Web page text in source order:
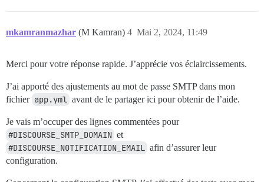
## consultez https://meta.discourse.org/t/14857
#DISCOURSE_CDN_URL: https://discourse-
## La clé de licence MaxMind pour la recherche
## consultez https://meta.discourse.org/t/-/
  #DISCOURSE_MAXMIND_LICENSE_KEY: 1234567890123456
## Le conteneur Docker est sans état ; toutes les
  - volume:
      host: /var/discourse/shared/standalone
      guest: /shared
  - volume:
host: /var/discourse/shared/standalone/log/
mkamranmazhar (M Kamran) Mai 2, 2024, 11:49
4
Merci pour votre réponse rapide. J’apprécie vos éclaircissements.
J’ai apporté des ajustements au mot de passe SMTP dans mon
fichier app.yml avant de le partager ici pour obtenir de l’aide.
Je vais m’occuper des lignes commentées pour
#DISCOURSE_SMTP_DOMAIN et
#DISCOURSE_NOTIFICATION_EMAIL afin d’assurer leur
configuration.